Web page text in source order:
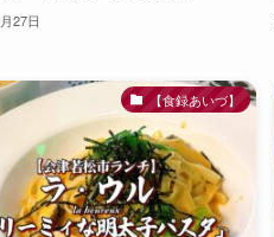
27日
【食録あいづ】